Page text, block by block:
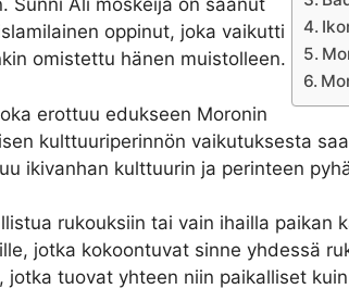
Sunni Ali moskeija on saanut
oppinut, joka vaikutti
omistettu hänen muistolleen.
erottuu edukseen Moronin
kulttuuriperinnön vaikutuksesta
ikivanhan kulttuurin ja perinteen
rukouksiin tai vain ihailla paikan
jotka kokoontuvat sinne yhdessä
tuovat yhteen niin paikalliset